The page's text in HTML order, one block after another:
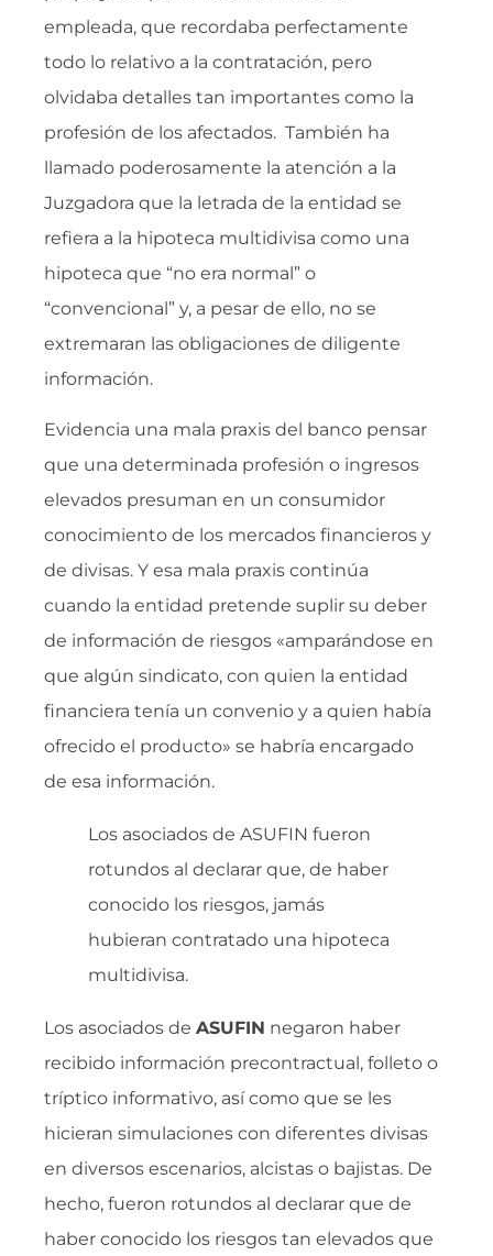
empleada, que recordaba perfectamente
todo lo relativo a la contratación, pero
olvidaba detalles tan importantes como la
profesión de los afectados. También ha
llamado poderosamente la atención a la
Juzgadora que la letrada de la entidad se
refiera a la hipoteca multidivisa como una
hipoteca que “no era normal” o
“convencional” y, a pesar de ello, no se
extremaran las obligaciones de diligente
información.
Evidencia una mala praxis del banco pensar
que una determinada profesión o ingresos
elevados presuman en un consumidor
conocimiento de los mercados financieros y
de divisas. Y esa mala praxis continúa
cuando la entidad pretende suplir su deber
de información de riesgos «amparándose en
que algún sindicato, con quien la entidad
financiera tenía un convenio y a quien había
ofrecido el producto» se habría encargado
de esa información.
Los asociados de ASUFIN fueron
rotundos al declarar que, de haber
conocido los riesgos, jamás
hubieran contratado una hipoteca
multidivisa.
Los asociados de ASUFIN negaron haber
recibido información precontractual, folleto o
tríptico informativo, así como que se les
hicieran simulaciones con diferentes divisas
en diversos escenarios, alcistas o bajistas. De
hecho, fueron rotundos al declarar que de
haber conocido los riesgos tan elevados que